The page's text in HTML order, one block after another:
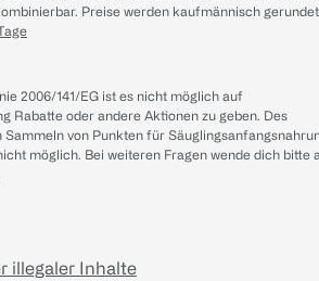
Preise werden kaufmännisch
2006/141/EG ist es nicht möglich auf
Rabatte oder andere Aktionen zu geben. Des
von Punkten für
möglich. Bei weiteren Fragen wende dich bitte
illegaler Inhalte